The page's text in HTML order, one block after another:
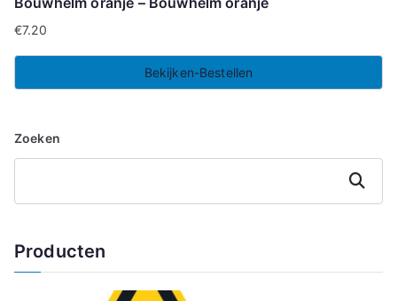
€7.20
Bekijken-Bestellen
Zoeken
Zoeken
Producten